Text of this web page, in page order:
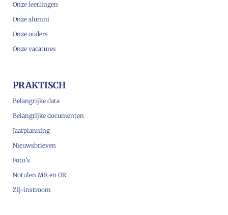
Onze leerlingen
Onze alumni
Onze ouders
Onze vacatures
PRAKTISCH
Belangrijke data
Belangrijke documenten
Jaarplanning
Nieuwsbrieven
Foto’s
Notulen MR en OR
Zij-instroom